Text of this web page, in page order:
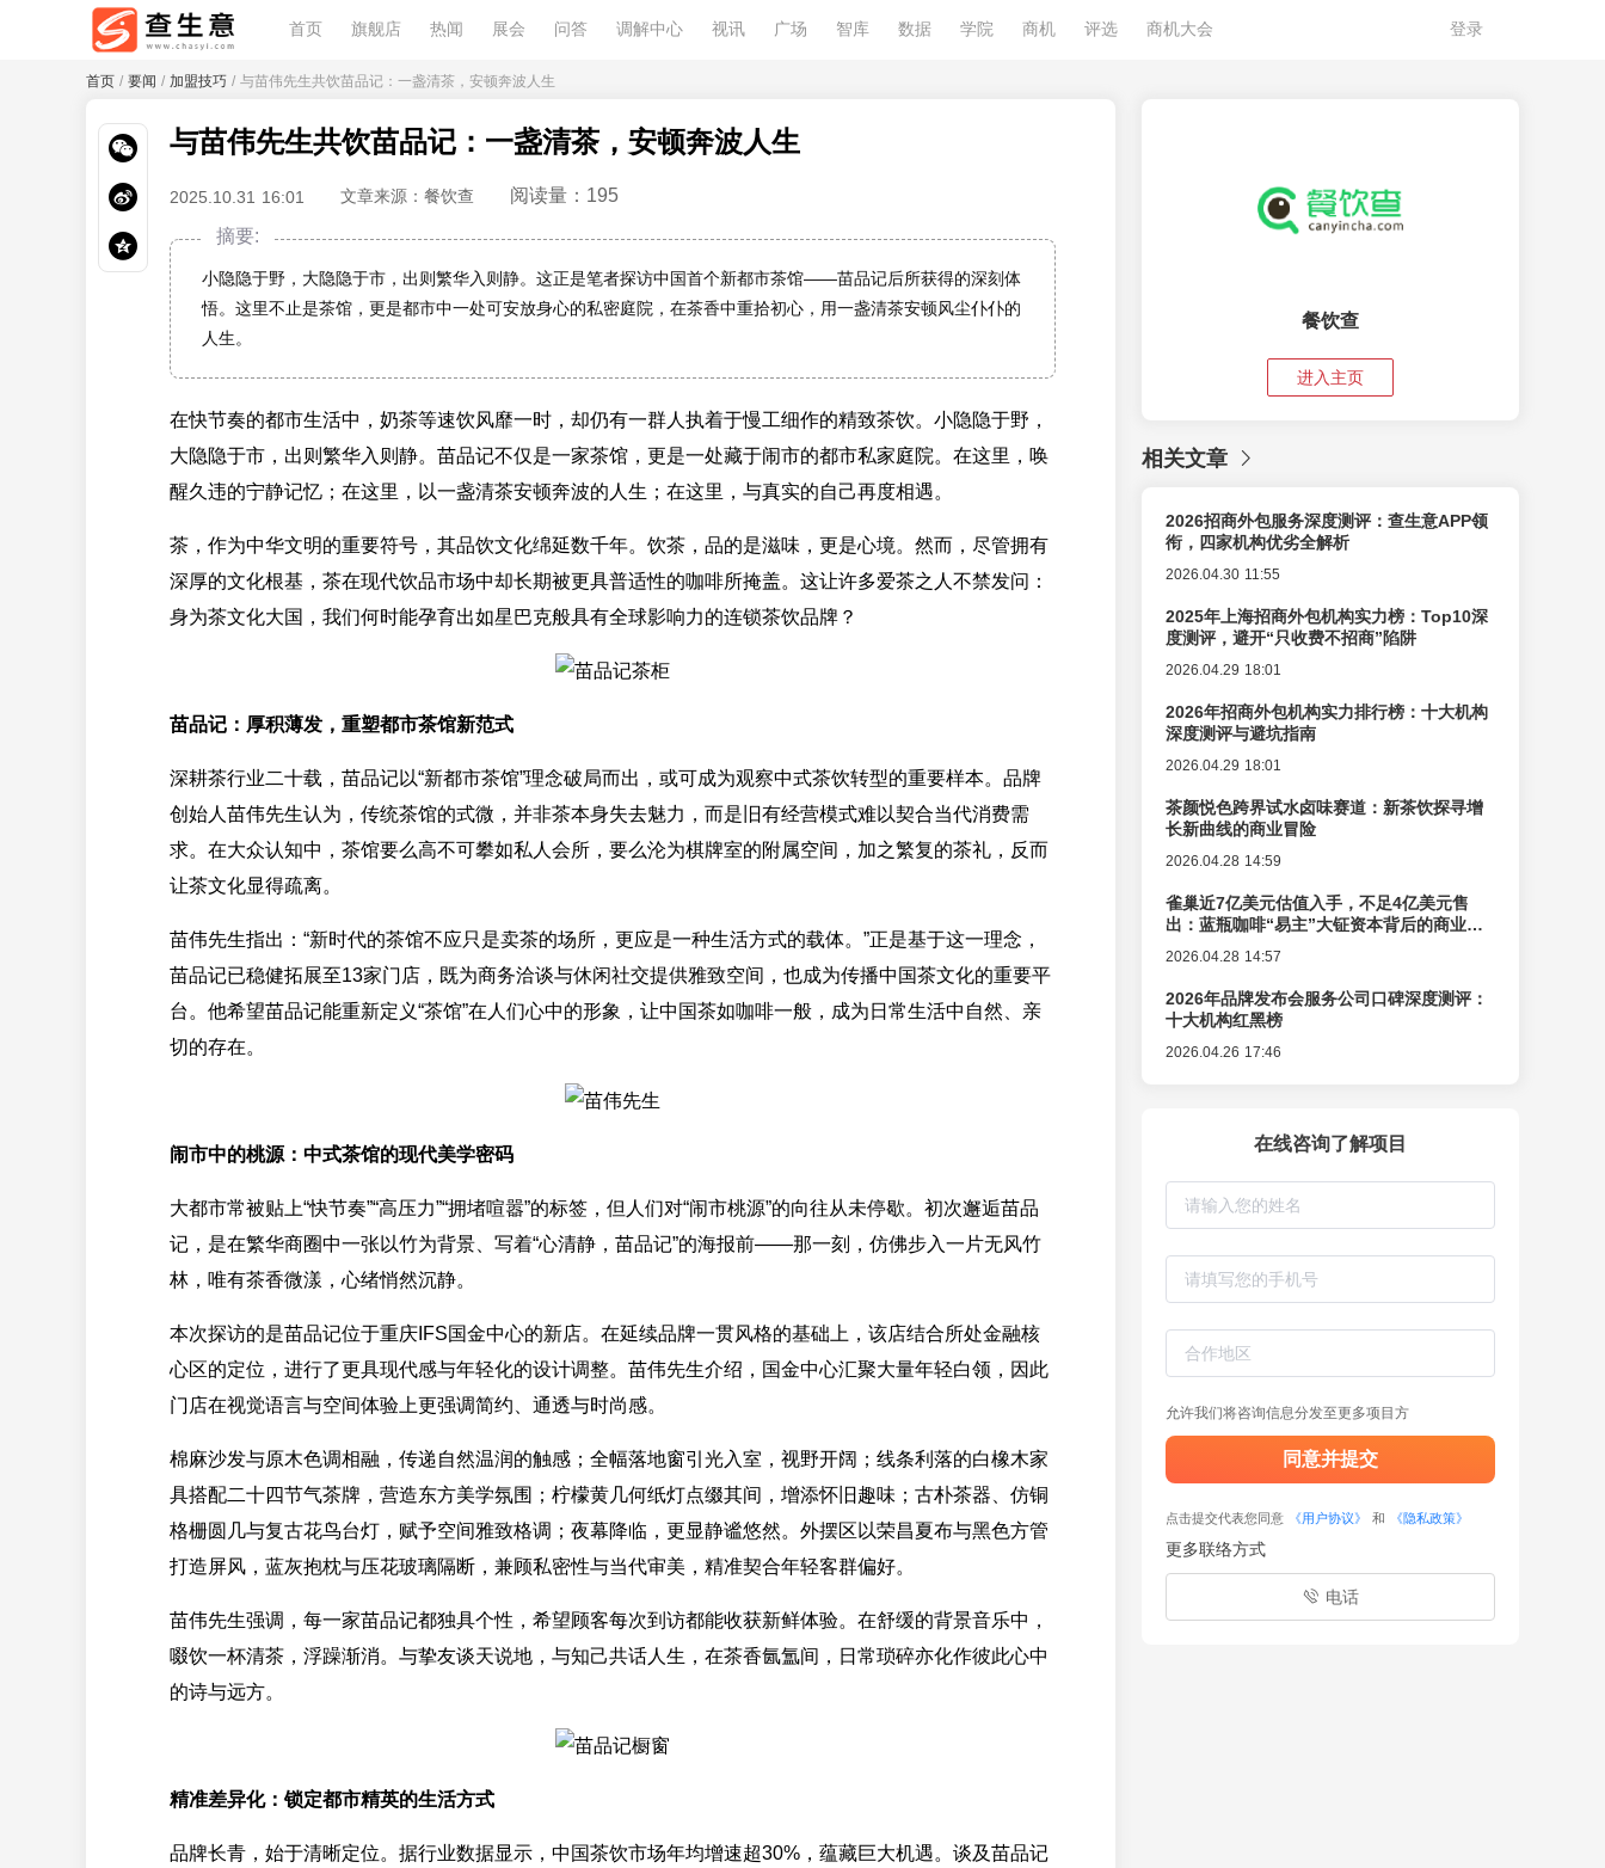
首页 旗舰店 热闻 展会 问答 调解中心 视讯 广场 智库 数据 学院 商机 评选 商机大会 登录
首页 / 要闻 / 加盟技巧 / 与苗伟先生共饮苗品记：一盏清茶，安顿奔波人生
与苗伟先生共饮苗品记：一盏清茶，安顿奔波人生
2025.10.31 16:01 文章来源：餐饮查
阅读量：195
摘要:
小隐隐于野，大隐隐于市，出则繁华入则静。这正是笔者探访中国首个新都市茶馆——苗品记后所获得的深刻体
悟。这里不止是茶馆，更是都市中一处可安放身心的私密庭院，在茶香中重拾初心，用一盏清茶安顿风尘仆仆的
人生。
在快节奏的都市生活中，奶茶等速饮风靡一时，却仍有一群人执着于慢工细作的精致茶饮。小隐隐于野，
大隐隐于市，出则繁华入则静。苗品记不仅是一家茶馆，更是一处藏于闹市的都市私家庭院。在这里，唤
醒久违的宁静记忆；在这里，以一盏清茶安顿奔波的人生；在这里，与真实的自己再度相遇。
茶，作为中华文明的重要符号，其品饮文化绵延数千年。饮茶，品的是滋味，更是心境。然而，尽管拥有
深厚的文化根基，茶在现代饮品市场中却长期被更具普适性的咖啡所掩盖。这让许多爱茶之人不禁发问：
身为茶文化大国，我们何时能孕育出如星巴克般具有全球影响力的连锁茶饮品牌？
苗品记：厚积薄发，重塑都市茶馆新范式
深耕茶行业二十载，苗品记以“新都市茶馆”理念破局而出，或可成为观察中式茶饮转型的重要样本。品牌
创始人苗伟先生认为，传统茶馆的式微，并非茶本身失去魅力，而是旧有经营模式难以契合当代消费需
求。在大众认知中，茶馆要么高不可攀如私人会所，要么沦为棋牌室的附属空间，加之繁复的茶礼，反而
让茶文化显得疏离。
苗伟先生指出：“新时代的茶馆不应只是卖茶的场所，更应是一种生活方式的载体。”正是基于这一理念，
苗品记已稳健拓展至13家门店，既为商务洽谈与休闲社交提供雅致空间，也成为传播中国茶文化的重要平
台。他希望苗品记能重新定义“茶馆”在人们心中的形象，让中国茶如咖啡一般，成为日常生活中自然、亲
切的存在。
闹市中的桃源：中式茶馆的现代美学密码
大都市常被贴上“快节奏”“高压力”“拥堵喧嚣”的标签，但人们对“闹市桃源”的向往从未停歇。初次邂逅苗品
记，是在繁华商圈中一张以竹为背景、写着“心清静，苗品记”的海报前——那一刻，仿佛步入一片无风竹
林，唯有茶香微漾，心绪悄然沉静。
本次探访的是苗品记位于重庆IFS国金中心的新店。在延续品牌一贯风格的基础上，该店结合所处金融核
心区的定位，进行了更具现代感与年轻化的设计调整。苗伟先生介绍，国金中心汇聚大量年轻白领，因此
门店在视觉语言与空间体验上更强调简约、通透与时尚感。
棉麻沙发与原木色调相融，传递自然温润的触感；全幅落地窗引光入室，视野开阔；线条利落的白橡木家
具搭配二十四节气茶牌，营造东方美学氛围；柠檬黄几何纸灯点缀其间，增添怀旧趣味；古朴茶器、仿铜
格栅圆几与复古花鸟台灯，赋予空间雅致格调；夜幕降临，更显静谧悠然。外摆区以荣昌夏布与黑色方管
打造屏风，蓝灰抱枕与压花玻璃隔断，兼顾私密性与当代审美，精准契合年轻客群偏好。
苗伟先生强调，每一家苗品记都独具个性，希望顾客每次到访都能收获新鲜体验。在舒缓的背景音乐中，
啜饮一杯清茶，浮躁渐消。与挚友谈天说地，与知己共话人生，在茶香氤氲间，日常琐碎亦化作彼此心中
的诗与远方。
精准差异化：锁定都市精英的生活方式
品牌长青，始于清晰定位。据行业数据显示，中国茶饮市场年均增速超30%，蕴藏巨大机遇。谈及苗品记
餐饮查
进入主页
相关文章
2026招商外包服务深度测评：查生意APP领
衔，四家机构优劣全解析
2026.04.30 11:55
2025年上海招商外包机构实力榜：Top10深
度测评，避开“只收费不招商”陷阱
2026.04.29 18:01
2026年招商外包机构实力排行榜：十大机构
深度测评与避坑指南
2026.04.29 18:01
茶颜悦色跨界试水卤味赛道：新茶饮探寻增
长新曲线的商业冒险
2026.04.28 14:59
雀巢近7亿美元估值入手，不足4亿美元售
出：蓝瓶咖啡“易主”大钲资本背后的商业逻
2026.04.28 14:57
2026年品牌发布会服务公司口碑深度测评：
十大机构红黑榜
2026.04.26 17:46
在线咨询了解项目
允许我们将咨询信息分发至更多项目方
同意并提交
点击提交代表您同意 《用户协议》 和 《隐私政策》
更多联络方式
电话